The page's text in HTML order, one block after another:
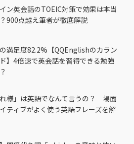
ン英会話のTOEIC対策で効果は本当
900点越え筆者が徹底解説
満足度82.2%【QQEnglishのカラン
】4倍速で英会話を習得できる勉強
れ様」は英語でなんて言うの？ 場面
ティブがよく使う英語フレーズを解